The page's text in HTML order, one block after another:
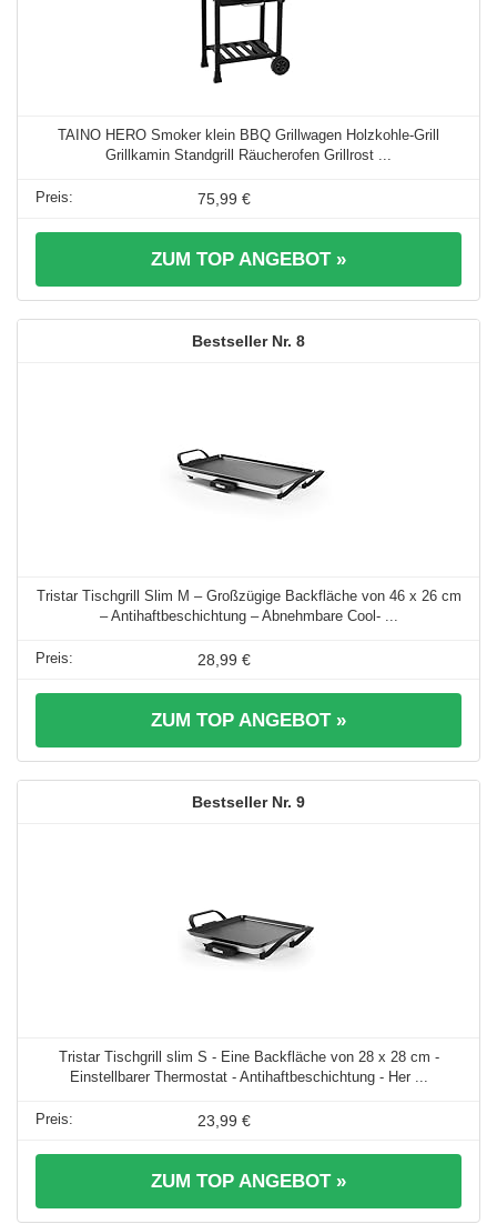
TAINO HERO Smoker klein BBQ Grillwagen Holzkohle-Grill
Grillkamin Standgrill Räucherofen Grillrost ...
75,99 €
ZUM TOP ANGEBOT »
8
Tristar Tischgrill Slim M – Großzügige Backfläche von 46 x 26 cm
– Antihaftbeschichtung – Abnehmbare Cool- ...
28,99 €
ZUM TOP ANGEBOT »
9
Tristar Tischgrill slim S - Eine Backfläche von 28 x 28 cm -
Einstellbarer Thermostat - Antihaftbeschichtung - Her ...
23,99 €
ZUM TOP ANGEBOT »